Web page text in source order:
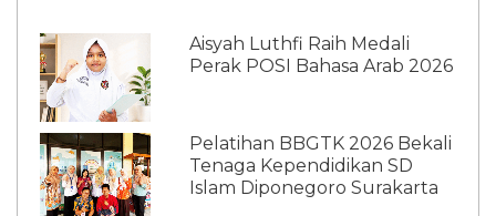
Aisyah Luthfi Raih Medali
Perak POSI Bahasa Arab 2026
Pelatihan BBGTK 2026 Bekali
Tenaga Kependidikan SD
Islam Diponegoro Surakarta